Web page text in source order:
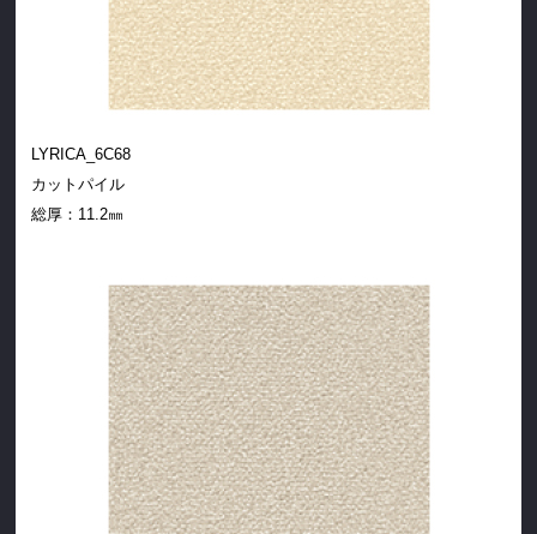
LYRICA_6C68
カットパイル
総厚： 11.2㎜